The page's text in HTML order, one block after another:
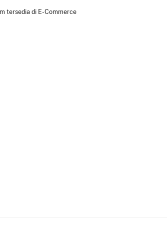
tersedia di E-Commerce